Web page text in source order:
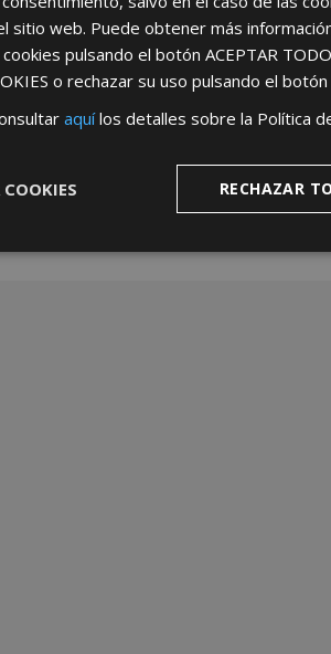
opción de mayorista de
cada día para sertu mejor
clientes productos confiables, una
por ofrecer herramientas
sector. Y como mayorista de metros
importar el volumen de su
AFT es la opción que combina
sitio web. Puede obtener más
pulsando el botón ACEPTAR TODO
o rechazar su uso pulsando el botón
aquílos detalles sobre la Política
RECHAZAR